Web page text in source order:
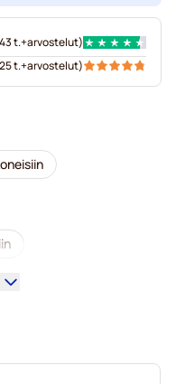
43 t.+arvostelut)
t.+arvostelut)
koneisiin